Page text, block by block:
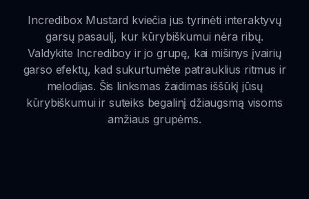
Incredibox Mustard kviečia jus tyrinėti interaktyvų
garsų pasaulį, kur kūrybiškumui nėra ribų.
Valdykite Incrediboy ir jo grupę, kai mišinys įvairių
garso efektų, kad sukurtumėte patrauklius ritmus ir
melodijas. Šis linksmas žaidimas iššūkį jūsų
kūrybiškumui ir suteiks begalinį džiaugsmą visoms
amžiaus grupėms.